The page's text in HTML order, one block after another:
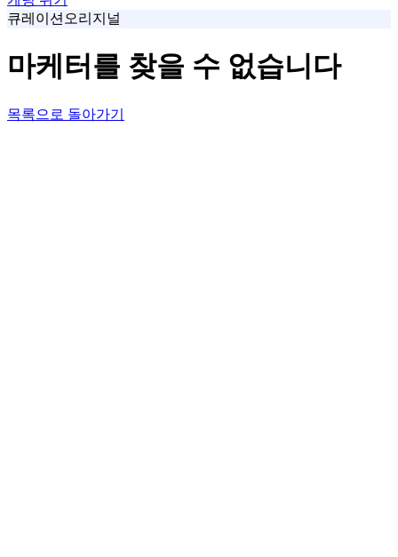
큐레이션 오리지널
마케터를 찾을 수 없습니다
목록으로 돌아가기